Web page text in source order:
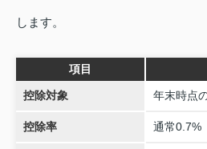
します。
項目
控除対象 年末時点
控除率 通常0.7%